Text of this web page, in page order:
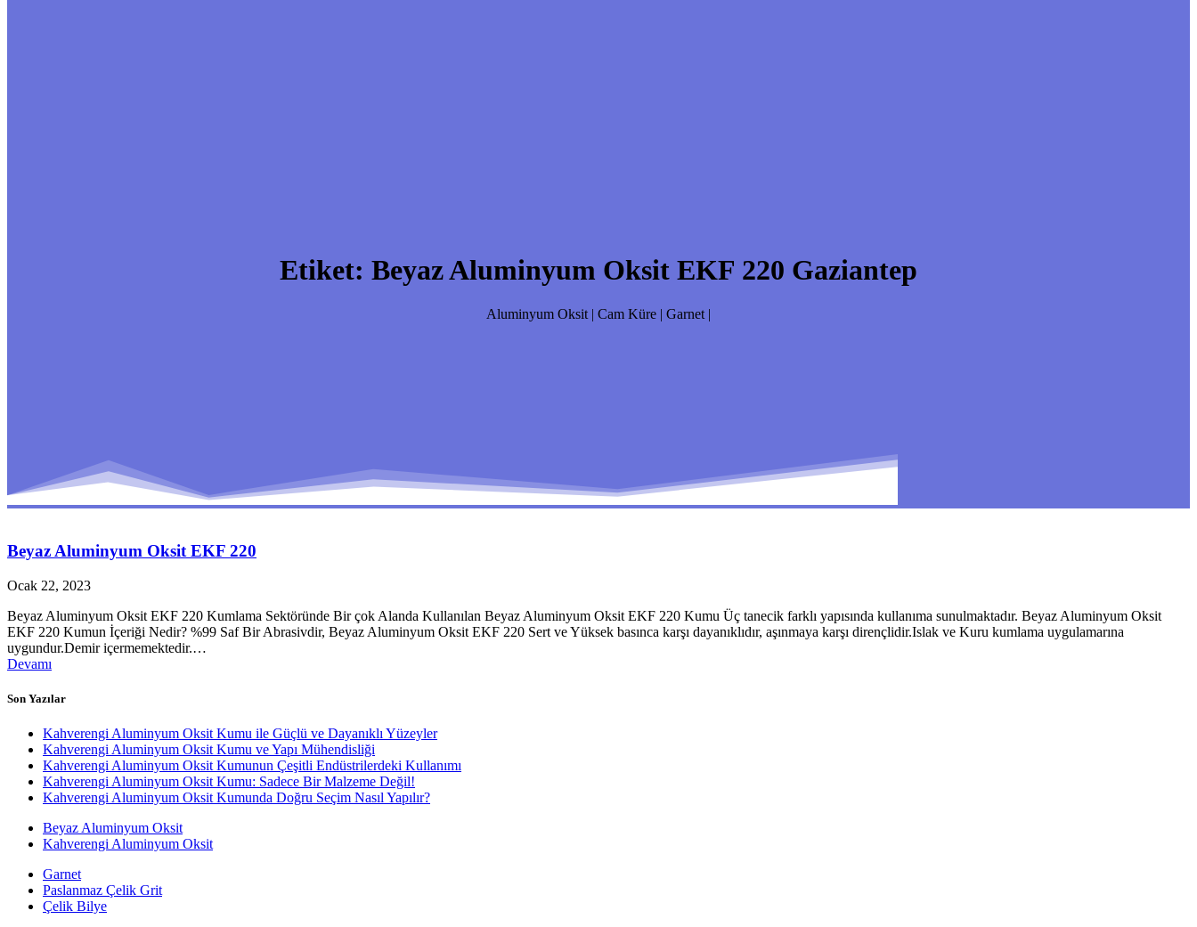
Etiket: Beyaz Aluminyum Oksit EKF 220 Gaziantep
Aluminyum Oksit | Cam Küre | Garnet |
Beyaz Aluminyum Oksit EKF 220
Ocak 22, 2023
Beyaz Aluminyum Oksit EKF 220 Kumlama Sektöründe Bir çok Alanda Kullanılan Beyaz Aluminyum Oksit EKF 220 Kumu Üç tanecik farklı yapısında kullanıma sunulmaktadır. Beyaz Aluminyum Oksit
EKF 220 Kumun İçeriği Nedir? %99 Saf Bir Abrasivdir, Beyaz Aluminyum Oksit EKF 220 Sert ve Yüksek basınca karşı dayanıklıdır, aşınmaya karşı dirençlidir.Islak ve Kuru kumlama uygulamarına
uygundur.Demir içermemektedir.…
Devamı
Son Yazılar
Kahverengi Aluminyum Oksit Kumu ile Güçlü ve Dayanıklı Yüzeyler
Kahverengi Aluminyum Oksit Kumu ve Yapı Mühendisliği
Kahverengi Aluminyum Oksit Kumunun Çeşitli Endüstrilerdeki Kullanımı
Kahverengi Aluminyum Oksit Kumu: Sadece Bir Malzeme Değil!
Kahverengi Aluminyum Oksit Kumunda Doğru Seçim Nasıl Yapılır?
Beyaz Aluminyum Oksit
Kahverengi Aluminyum Oksit
Garnet
Paslanmaz Çelik Grit
Çelik Bilye